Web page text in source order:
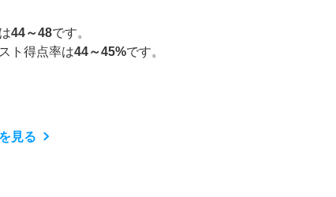
44～48です。
ト得点率は44～45%です。
見る